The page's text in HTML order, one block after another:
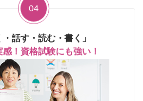
04
・話す・読む・書く」
！資格試験にも強い！